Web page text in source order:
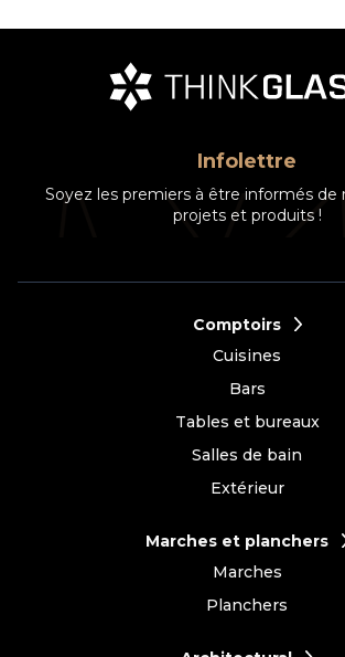
Infolettre
Soyez les premiers à être informés de
projets et produits !
Comptoirs
Cuisines
Bars
Tables et bureaux
Salles de bain
Extérieur
Marches et planchers
Marches
Planchers